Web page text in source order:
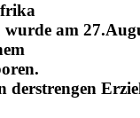
am
derstrengen